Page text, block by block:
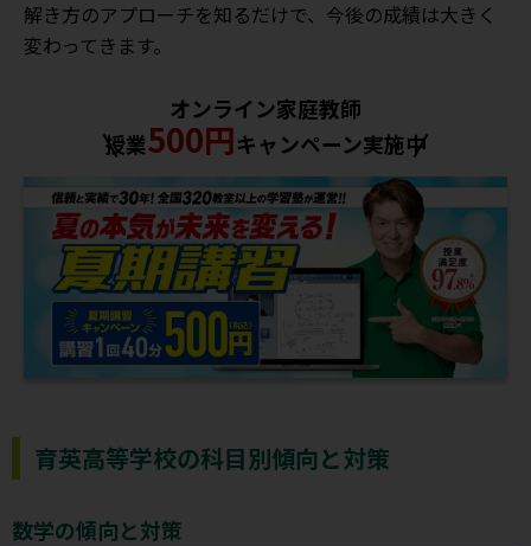
解き方のアプローチを知るだけで、今後の成績は大きく
変わってきます。
オンライン家庭教師
授業500円キャンペーン実施中
育英高等学校の科目別傾向と対策
数学の傾向と対策